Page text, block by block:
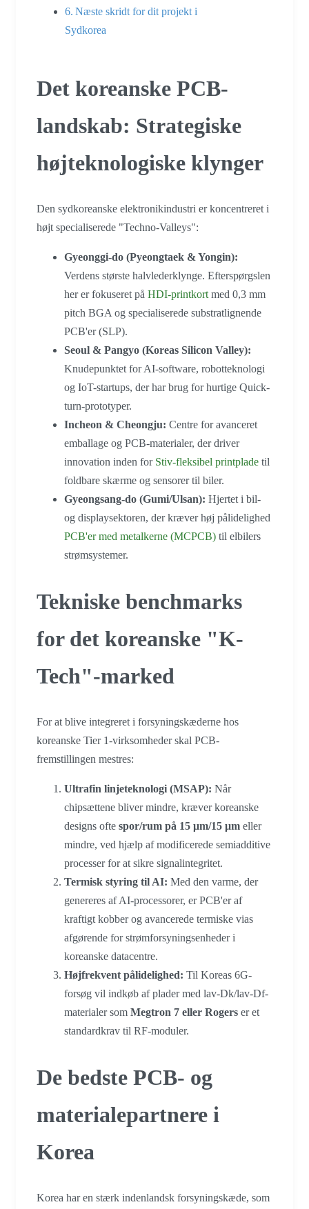
Næste skridt for dit projekt i
Sydkorea
Det koreanske PCB-
landskab: Strategiske
højteknologiske klynger
Den sydkoreanske elektronikindustri er koncentreret i
højt specialiserede "Techno-Valleys":
Gyeonggi-do (Pyeongtaek & Yongin):
Verdens største halvlederklynge. Efterspørgslen
her er fokuseret på HDI-printkort med 0,3 mm
pitch BGA og specialiserede substratlignende
PCB'er (SLP).
Seoul & Pangyo (Koreas Silicon Valley):
Knudepunktet for AI-software, robotteknologi
og IoT-startups, der har brug for hurtige Quick-
turn-prototyper.
Incheon & Cheongju: Centre for avanceret
emballage og PCB-materialer, der driver
innovation inden for Stiv-fleksibel printplade til
foldbare skærme og sensorer til biler.
Gyeongsang-do (Gumi/Ulsan): Hjertet i bil-
og displaysektoren, der kræver høj pålidelighed
PCB'er med metalkerne (MCPCB) til elbilers
strømsystemer.
Tekniske benchmarks
for det koreanske "K-
Tech"-marked
For at blive integreret i forsyningskæderne hos
koreanske Tier 1-virksomheder skal PCB-
fremstillingen mestres:
Ultrafin linjeteknologi (MSAP): Når
chipsættene bliver mindre, kræver koreanske
designs ofte spor/rum på 15 μm/15 μm eller
mindre, ved hjælp af modificerede semiadditive
processer for at sikre signalintegritet.
Termisk styring til AI: Med den varme, der
genereres af AI-processorer, er PCB'er af
kraftigt kobber og avancerede termiske vias
afgørende for strømforsyningsenheder i
koreanske datacentre.
Højfrekvent pålidelighed: Til Koreas 6G-
forsøg vil indkøb af plader med lav-Dk/lav-Df-
materialer som Megtron 7 eller Rogers er et
standardkrav til RF-moduler.
De bedste PCB- og
materialepartnere i
Korea
Korea har en stærk indenlandsk forsyningskæde, som